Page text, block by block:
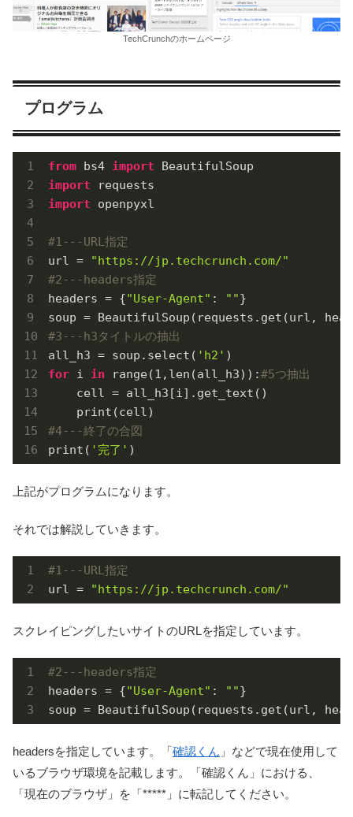
TechCrunchのホームページ
プログラム
from bs4 import
import
import openpyxl
#1---URL指定
url =
"https://jp.techcrunch.com/"
#2---headers指定
headers = {"User-Agent" : ""}
soup = BeautifulSoup(requests.get(url,
#3---h3タイトルの抽出
all_h3 = soup.select( 'h2'
for i in range(1 ,len(all_h3)):#5つ抽出
    cell = all_h3[i].get_text()
#4---終了の合図
print( '完了' )
上記がプログラムになります。
それでは解説していきます。
#1---URL指定
url =
"https://jp.techcrunch.com/"
スクレイピングしたいサイトのURLを指定しています。
#2---headers指定
headers = {"User-Agent" : ""}
soup = BeautifulSoup(requests.get(url,
headersを指定しています。「確認くん 」などで現在使用して
いるブラウザ環境を記載します。「確認くん」における、
「現在のブラウザ」を「*****」に転記してください。